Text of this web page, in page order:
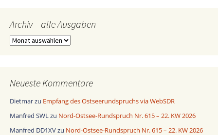
Archiv – alle Ausgaben
Archiv
–
Neueste Kommentare
Dietmarzu Empfang des Ostseerundspruchs via WebSDR
Manfred SWLzu Nord-Ostsee-Rundspruch Nr. 615 – 22. KW 2026
Manfred DD1XVzu Nord-Ostsee-Rundspruch Nr. 615 – 22. KW 2026